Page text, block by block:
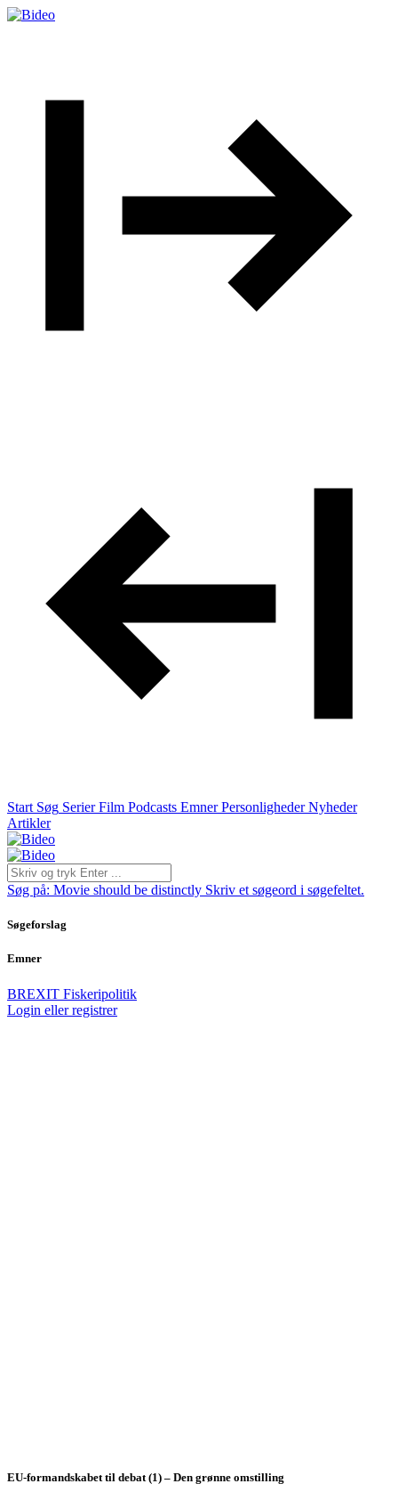
Start Søg Serier Film Podcasts Emner Personligheder Nyheder
Artikler
Søg på: Movie should be distinctly Skriv et søgeord i søgefeltet.
Søgeforslag
Emner
BREXIT Fiskeripolitik
Login eller registrer
EU-formandskabet til debat (1) – Den grønne omstilling